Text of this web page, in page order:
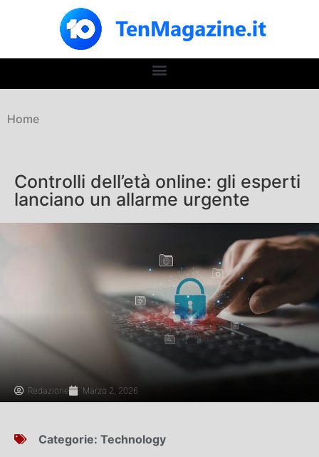
Home
Controlli dell’età online: gli esperti
lanciano un allarme urgente
Redazione Marzo 2, 2026
Categorie: Technology